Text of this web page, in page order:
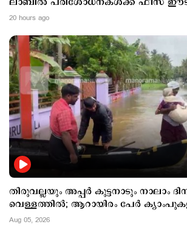
20 hours ago
തിരുവല്ലയും അപ്പർ കുട്ടനാടും നാലാം
വെള്ളത്തിൽ; ആറായിരം പേര്‍
Aug 05, 2026